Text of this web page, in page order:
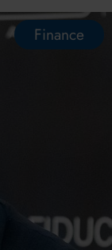
Finance